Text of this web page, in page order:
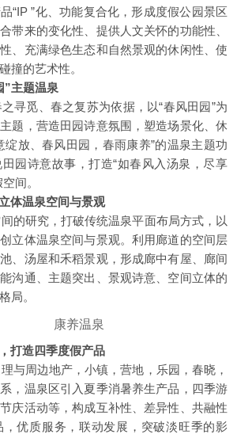
“IP ”化、功能复合化，形成度假公园景区
带来的变化性、提供人文关怀的功能性、
、充满绿色生态和自然景观的休闲性、使
撞的艺术性。
”主题温泉
寻觅、春之复苏为依据，以“春风田园”为
题，营造田园诗意氛围，塑造场景化、休
绽放、春风田园，春雨康养”的温泉主题功
园诗意故事，打造“如春风入汤泉，尽享
间。
体温泉空间与景观
的研究，打破传统温泉平面布局方式，以
立体温泉空间与景观。利用廊道的空间层
、汤屋和禾稻景观，形成廊中有屋、廊间
沟通、主题突出、景观诗意、空间立体的
局。
打造四季度假产品
与周边地产，小镇，营地，乐园，春晓，
，温泉区引入夏季消暑养生产品，四季游
庆活动等，构成互补性、差异性、共融性
优质服务，联动发展，突破淡旺季的影